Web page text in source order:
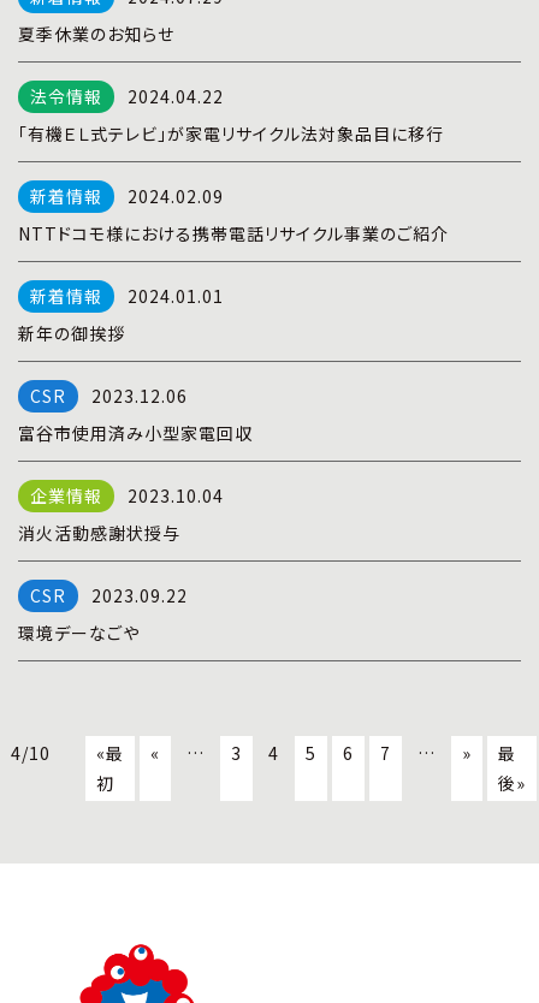
夏季休業のお知らせ
2024.04.22
「有機ＥＬ式テレビ」が家電リサイクル法対象品目に移行
2024.02.09
NTTドコモ様における携帯電話リサイクル事業のご紹介
2024.01.01
新年の御挨拶
2023.12.06
富谷市使用済み小型家電回収
2023.10.04
消火活動感謝状授与
2023.09.22
環境デーなごや
4/10
«最
初
« … 3 4 5 6 7 … »
最
後»